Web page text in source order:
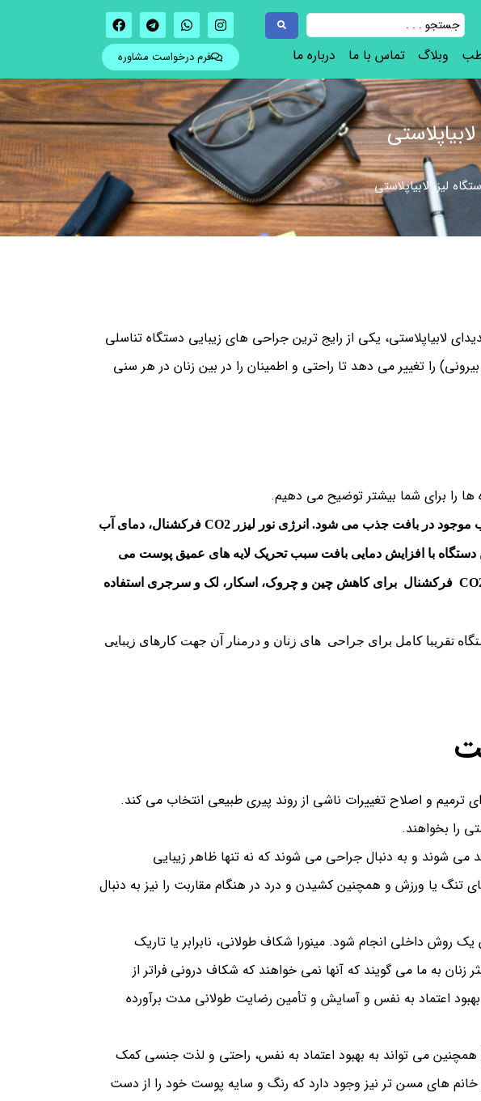
وبلاگ تماس با ما درباره ما فرم درخواست مشاوره
لیزر لابیاپلاستی
لابیاپلاستی، یکی از رایج ترین جراحی های زیبایی دستگاه تناسلی
بیرونی) را تغییر می دهد تا راحتی و اطمینان را در بین زنان در هر سنی
دستگاه لیزر CO2 فرکشنال دارای طول موج 10600 نانومتر است که این طول موج لیزر توسط آب موجود در بافت جذب می شود. انرژی نور لیزر CO2 فرکشنال، دمای آب
با افزایش دمایی بافت سبب تحریک لایه های عمیق پوست می
شود.و این موجب تحریک فیبروپلاست و کلاژن سازی می شود. و به این طریق می توان از دستگاه CO2 فرکشنال برای کاهش چین و چروک، اسکار، لک و سرجری استفاده
تقریبا کامل برای جراحی های زنان و درمنار آن جهت کارهای زیبایی
ترمیم و اصلاح تغییرات ناشی از روند پیری طبیعی انتخاب می کند.
را بخواهند.
می شوند و به دنبال جراحی می شوند که نه تنها ظاهر زیبایی
تنگ یا ورزش و همچنین کشیدن و درد در هنگام مقاربت را نیز به دنبال
روش داخلی انجام شود. مینورا شکاف طولانی، نابرابر یا تاریک
زنان به ما می گویند که آنها نمی خواهند که شکاف درونی فراتر از
بهبود اعتماد به نفس و آسایش و تأمین رضایت طولانی مدت برآورده
می تواند به بهبود اعتماد به نفس، راحتی و لذت جنسی کمک
خانم های مسن تر نیز وجود دارد که رنگ و سایه پوست خود را از دست